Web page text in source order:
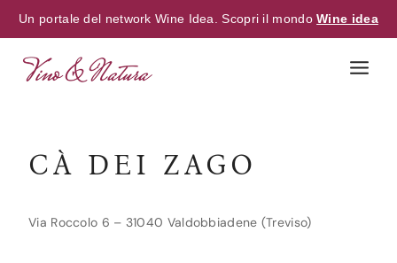
Un portale del network Wine Idea. Scopri il mondoWine idea
CÀ DEI ZAGO
Via Roccolo 6 – 31040 Valdobbiadene (Treviso)